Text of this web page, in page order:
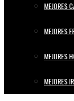
MEJORES
MEJORES
MEJORES
MEJORES